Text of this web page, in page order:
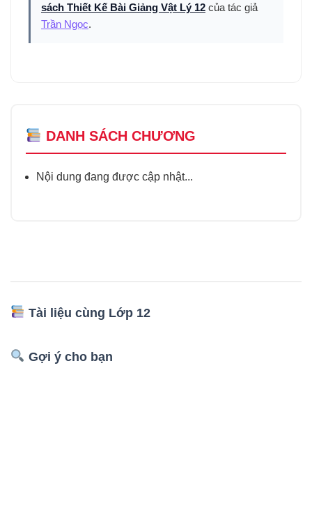
sách Thiết Kế Bài Giảng Vật Lý 12 của tác giả
Trần Ngọc.
DANH SÁCH CHƯƠNG
Nội dung đang được cập nhật...
Tài liệu cùng Lớp 12
Gợi ý cho bạn